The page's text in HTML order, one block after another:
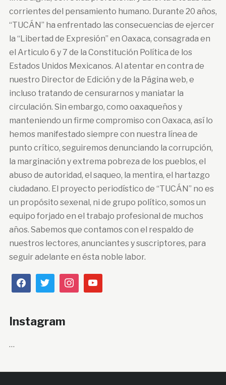
corrientes del pensamiento humano. Durante 20 años,
“TUCÁN” ha enfrentado las consecuencias de ejercer
la “Libertad de Expresión” en Oaxaca, consagrada en
el Articulo 6 y 7 de la Constitución Política de los
Estados Unidos Mexicanos. Al atentar en contra de
nuestro Director de Edición y de la Página web, e
incluso tratando de censurarnos y maniatar la
circulación. Sin embargo, como oaxaqueños y
manteniendo un firme compromiso con Oaxaca, así lo
hemos manifestado siempre con nuestra línea de
punto crítico, seguiremos denunciando la corrupción,
la marginación y extrema pobreza de los pueblos, el
abuso de autoridad, el saqueo, la mentira, el hartazgo
ciudadano. El proyecto periodístico de “TUCÁN” no es
un propósito sexenal, ni de grupo político, somos un
equipo forjado en el trabajo profesional de muchos
años. Sabemos que contamos con el respaldo de
nuestros lectores, anunciantes y suscriptores, para
seguir adelante en ésta noble labor.
Instagram
…